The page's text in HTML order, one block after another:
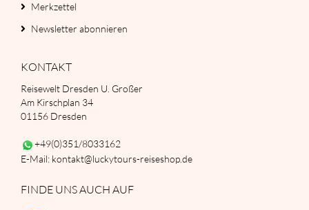
Merkzettel
Newsletter abonnieren
KONTAKT
Reisewelt Dresden U. Großer
Am Kirschplan 34
01156 Dresden
+49(0)351/8033162
E-Mail: kontakt@luckytours-reiseshop.de
FINDE UNS AUCH AUF